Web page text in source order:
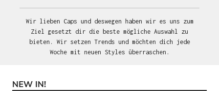
Wir lieben Caps und deswegen haben wir es uns zum
Ziel gesetzt dir die beste mögliche Auswahl zu
bieten. Wir setzen Trends und möchten dich jede
Woche mit neuen Styles überraschen.
Produktgalerie überspringen
NEW IN!